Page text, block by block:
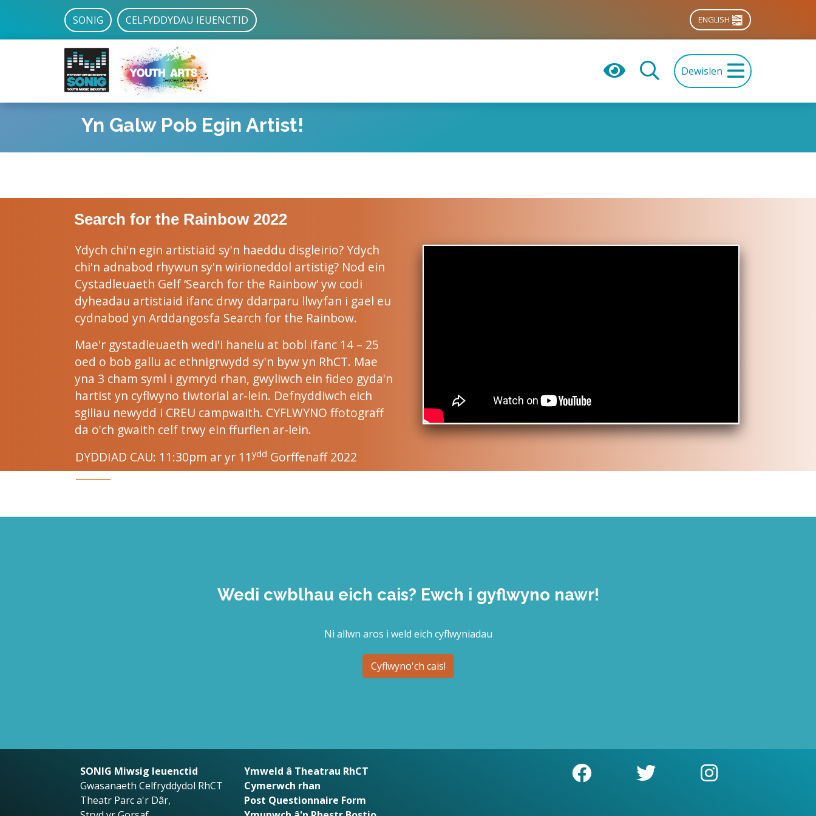
SONIG CELFYDDYDAU IEUENCTID ENGLISH
Dewislen
Yn Galw Pob Egin Artist!
Search for the Rainbow 2022
Ydych chi'n egin artistiaid sy'n haeddu disgleirio? Ydych
chi'n adnabod rhywun sy'n wirioneddol artistig? Nod ein
Cystadleuaeth Gelf ‘Search for the Rainbow’ yw codi
dyheadau artistiaid ifanc drwy ddarparu llwyfan i gael eu
cydnabod yn Arddangosfa Search for the Rainbow.
Mae'r gystadleuaeth wedi'i hanelu at bobl ifanc 14 – 25
oed o bob gallu ac ethnigrwydd sy'n byw yn RhCT. Mae
yna 3 cham syml i gymryd rhan, gwyliwch ein fideo gyda'n
hartist yn cyflwyno tiwtorial ar-lein. Defnyddiwch eich
sgiliau newydd i CREU campwaith. CYFLWYNO ffotograff
da o'ch gwaith celf trwy ein ffurflen ar-lein.
DYDDIAD CAU: 11:30pm ar yr 11 ydd Gorffenaff 2022
Wedi cwblhau eich cais? Ewch i gyflwyno nawr!
Ni allwn aros i weld eich cyflwyniadau
Cyflwyno'ch cais!
SONIG Miwsig Ieuenctid
Gwasanaeth Celfryddydol RhCT
Theatr Parc a'r Dâr,
Ymweld â Theatrau RhCT
Cymerwch rhan
Post Questionnaire Form